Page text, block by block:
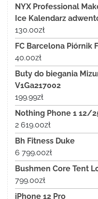
NYX Professional
Ice Kalendarz
130.00zł
FC Barcelona Piórnik
40.00zł
Buty do biegania
V1Ga217002
199.99zł
Nothing Phone 1 12/
2 619.00zł
Bh Fitness Duke
6 799.00zł
Bushmen Core Tent
799.00zł
iPhone 12 Pro